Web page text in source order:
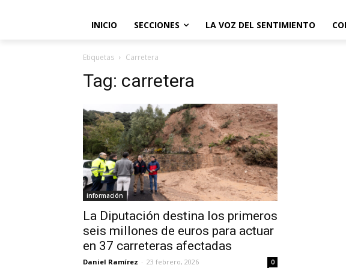
INICIO SECCIONES LA VOZ DEL SENTIMIENTO
Etiquetas Carretera
Tag: carretera
información
La Diputación destina los primeros
seis millones de euros para actuar
en 37 carreteras afectadas
Daniel Ramírez - 23 febrero, 2026 0